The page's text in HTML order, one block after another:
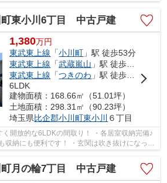
町東小川6丁目 中古戸建
1,380万円
東武東上線 「小川町 」駅 徒歩53分
東武東上線 「武蔵嵐山 」駅 徒歩49分
東武東上線 「つきのわ 」駅 徒歩75分
6LDK
建物面積：168.66㎡（51.01坪）
土地面積：298.31㎡（90.23坪）
埼玉県比企郡小川町東小川 ６丁目
く開放的な6LDKの間取り！ ・各居室収納完備♪
収納にも便利です！ ・玄関は吹き抜けになって
町月の輪7丁目 中古戸建